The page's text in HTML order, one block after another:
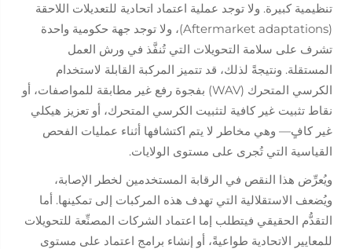
تنظيمية كبيرة. ولا توجد عملية اعتماد اتحادية للتعديلات اللاحقة
(Aftermarket adaptations)، ولا توجد جهة حكومية واحدة
تشرف على سلامة التحويلات التي تُنفَّذ في ورش العمل
المستقلة. ونتيجةً لذلك، قد تتميز المركبة القابلة لاستخدام
الكرسي المتحرك (WAV) بفجوة رفع غير مطابقة للمواصفات، أو
نقاط تثبيت غير كافية لتثبيت الكرسي المتحرك، أو تعزيز هيكلي
غير كافٍ— وهي مخاطر لا يتم اكتشافها أثناء عمليات الفحص
القياسية التي تُجرى على مستوى الولايات.
ويُعرِّض هذا النقص في الرقابة المستخدمين لخطر الإصابة،
ويُضعف الاستقلالية التي تهدف هذه المركبات إلى تمكينها. أما
التقدُّم الحقيقي فيتطلب إما اعتماد الشركات المصنِّعة للتحويلات
للمعايير الاتحادية طواعيةً، أو إنشاء برامج اعتماد على مستوى